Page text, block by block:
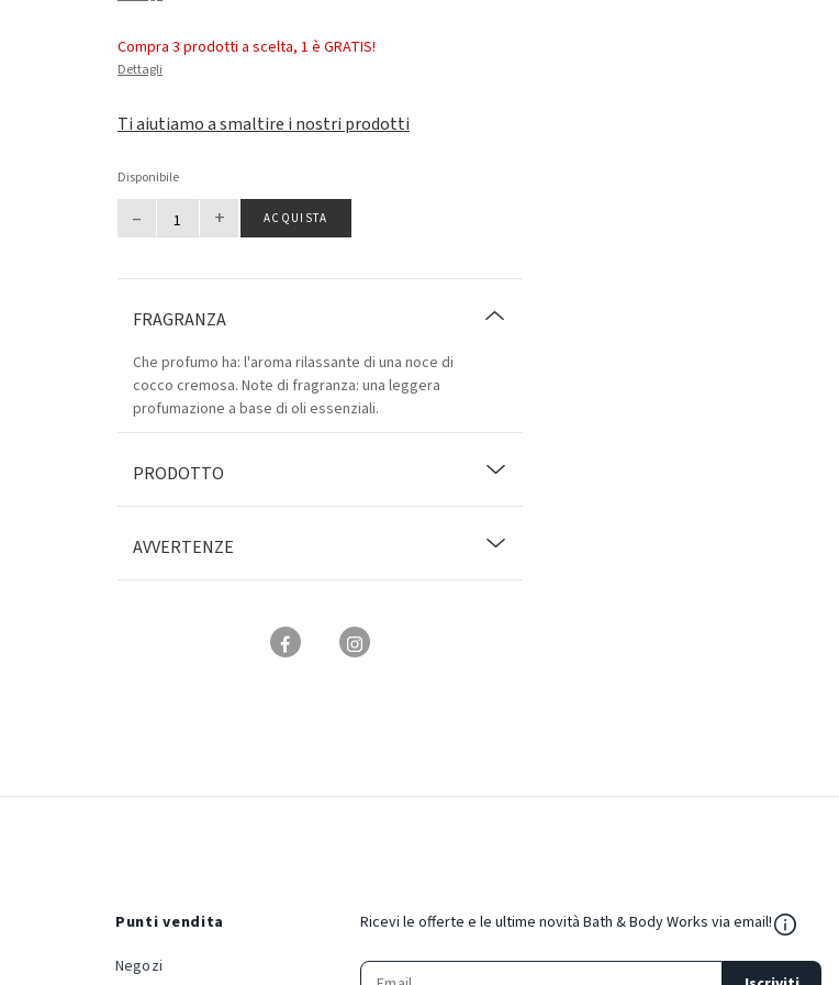
Compra 3 prodotti a scelta, 1 è GRATIS!
Dettagli
Ti aiutiamo a smaltire i nostri prodotti
Disponibile
– + ACQUISTA
FRAGRANZA
Che profumo ha: l'aroma rilassante di una noce di
cocco cremosa. Note di fragranza: una leggera
profumazione a base di oli essenziali.
PRODOTTO
AVVERTENZE
Punti vendita
Negozi
Ricevi le offerte e le ultime novità Bath & Body Works via email!